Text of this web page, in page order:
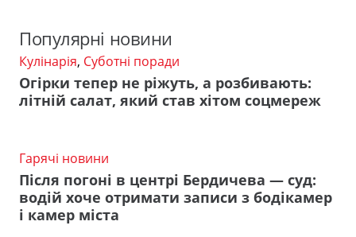
Популярні новини
Кулінарія, Суботні поради
Огірки тепер не ріжуть, а розбивають:
літній салат, який став хітом соцмереж
Гарячі новини
Після погоні в центрі Бердичева — суд:
водій хоче отримати записи з бодікамер
і камер міста